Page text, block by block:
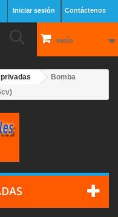
Contáctenos
Iniciar sesión
vacío
Bomba